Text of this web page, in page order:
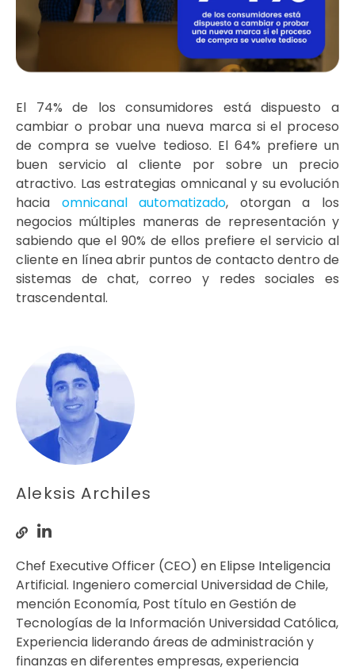
El 74% de los consumidores está dispuesto a
cambiar o probar una nueva marca si el proceso
de compra se vuelve tedioso. El 64% prefiere un
buen servicio al cliente por sobre un precio
atractivo. Las estrategias omnicanal y su evolución
hacia omnicanal automatizado, otorgan a los
negocios múltiples maneras de representación y
sabiendo que el 90% de ellos prefiere el servicio al
cliente en línea abrir puntos de contacto dentro de
sistemas de chat, correo y redes sociales es
trascendental.
Aleksis Archiles
Chef Executive Officer (CEO) en Elipse Inteligencia
Artificial. Ingeniero comercial Universidad de Chile,
mención Economía, Post título en Gestión de
Tecnologías de la Información Universidad Católica,
Experiencia liderando áreas de administración y
finanzas en diferentes empresas, experiencia